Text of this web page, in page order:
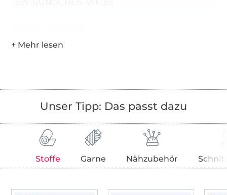
Unser Tipp: Das passt dazu
Stoffe Garne Nähzubehör